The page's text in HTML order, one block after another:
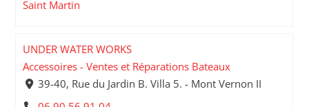
Saint Martin
UNDER WATER WORKS
Accessoires - Ventes et Réparations Bateaux
39-40, Rue du Jardin B. Villa 5. - Mont Vernon II